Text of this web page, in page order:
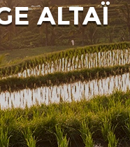
ALTAÏ